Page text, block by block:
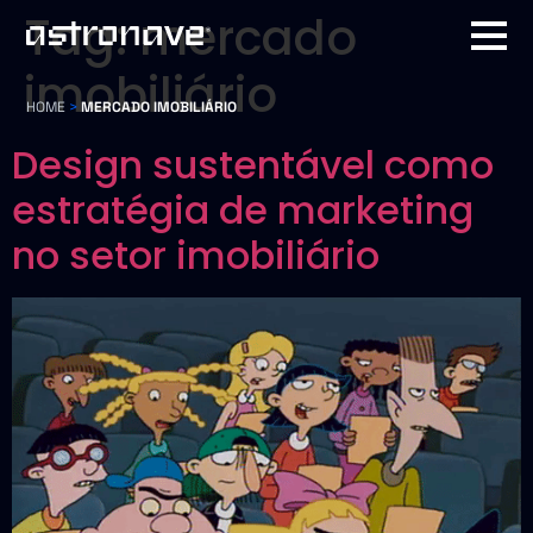
HOME >MERCADO IMOBILIÁRIO
Tag:mercado
imobiliário
Design sustentável como
estratégia de marketing
no setor imobiliário